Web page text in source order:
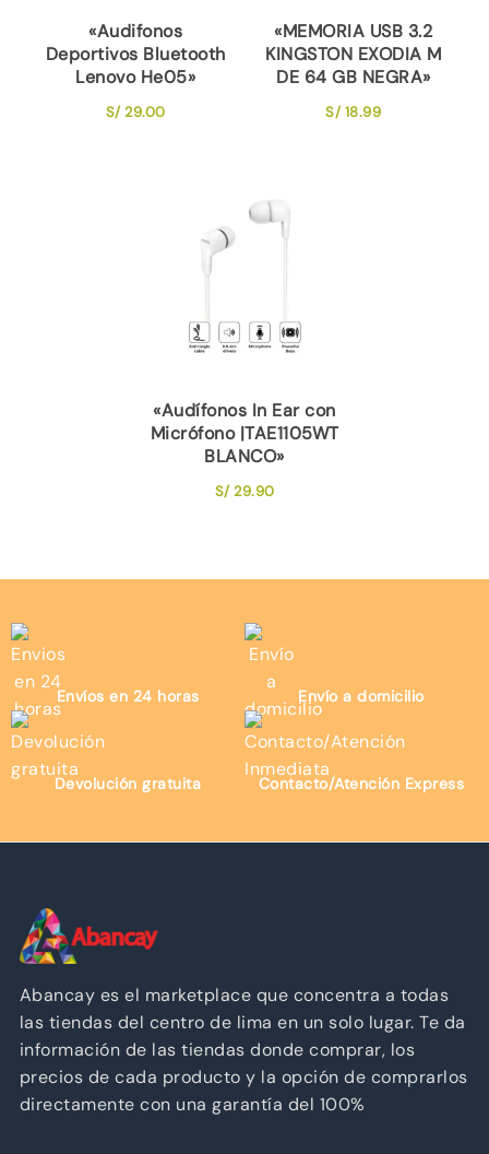
«Audifonos
Deportivos Bluetooth
Lenovo He05»
S/29.00
«MEMORIA USB 3.2
KINGSTON EXODIA M
DE 64 GB NEGRA»
S/18.99
«Audífonos In Ear con
Micrófono |TAE1105WT
BLANCO»
S/ 29.90
Envíos en 24 horas Envío a domicilio
Devolución gratuita Contacto/Atención Express
Abancay es el marketplace que concentra a todas
las tiendas del centro de lima en un solo lugar. Te da
información de las tiendas donde comprar, los
precios de cada producto y la opción de comprarlos
directamente con una garantía del 100%